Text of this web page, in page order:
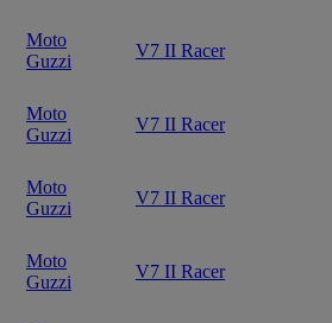
Moto
Guzzi
V7 II Racer
Moto
Guzzi
V7 II Racer
Moto
Guzzi
V7 II Racer
Moto
Guzzi
V7 II Racer